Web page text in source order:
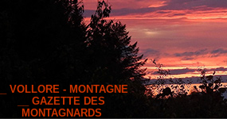
__ VOLLORE - MONTAGNE
__ GAZETTE DES
MONTAGNARDS